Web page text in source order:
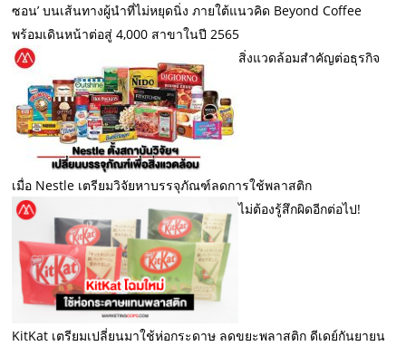
ซอน’ บนเส้นทางผู้นำที่ไม่หยุดนิ่ง ภายใต้แนวคิด Beyond Coffee
พร้อมเดินหน้าต่อสู่ 4,000 สาขาในปี 2565
สิ่งแวดล้อมสำคัญต่อธุรกิจ
เมื่อ Nestle เตรียมวิจัยหาบรรจุภัณฑ์ลดการใช้พลาสติก
ไม่ต้องรู้สึกผิดอีกต่อไป!
KitKat เตรียมเปลี่ยนมาใช้ห่อกระดาษ ลดขยะพลาสติก ดีเดย์กันยายน